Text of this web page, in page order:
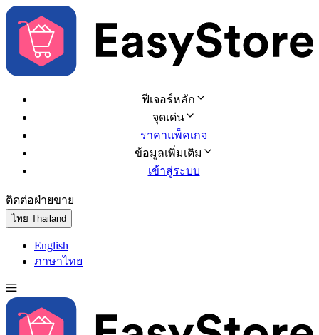
ฟีเจอร์หลัก
จุดเด่น
ราคาแพ็คเกจ
ข้อมูลเพิ่มเติม
เข้าสู่ระบบ
ติดต่อฝ่ายขาย
ไทย Thailand
English
ภาษาไทย